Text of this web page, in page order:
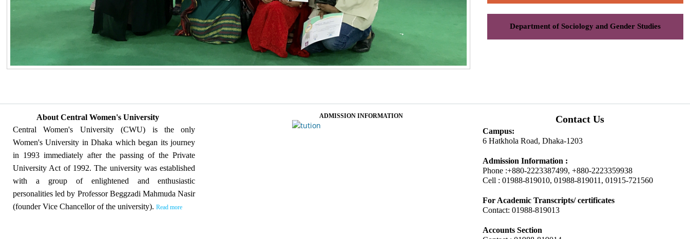
Department of Sociology and Gender Studies
About Central Women's University
Central Women's University (CWU) is the only
Women's University in Dhaka which began its journey
in 1993 immediately after the passing of the Private
University Act of 1992. The university was established
with a group of enlightened and enthusiastic
personalities led by Professor Beggzadi Mahmuda Nasir
(founder Vice Chancellor of the university). Read more
ADMISSION INFORMATION Contact Us
Campus:
6 Hatkhola Road, Dhaka-1203
Admission Information :
Phone :+880-2223387499, +880-2223359938
Cell : 01988-819010, 01988-819011, 01915-721560
For Academic Transcripts/ certificates
Contact: 01988-819013
Accounts Section